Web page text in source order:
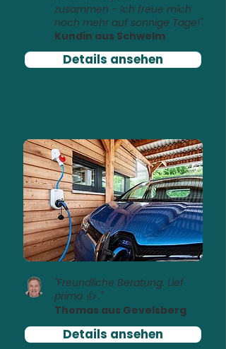
zusammen - Ich freue mich
noch mehr auf sonnige Tage!"
Kundin aus Schwelm
Details ansehen
"Freundliche Beratung. Lief
prima 👍 ."
Thomas aus Gevelsberg
Details ansehen